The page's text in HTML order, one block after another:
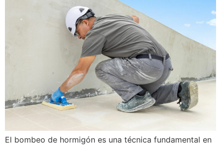
El bombeo de hormigón es una técnica fundamental en